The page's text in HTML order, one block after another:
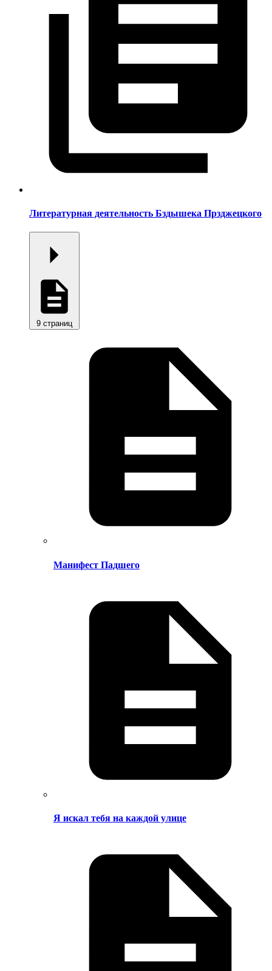
Литературная деятельность Бздышека Прзджецкого
9 страниц
Манифест Падшего
Я искал тебя на каждой улице